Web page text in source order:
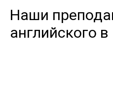
Наши
английского